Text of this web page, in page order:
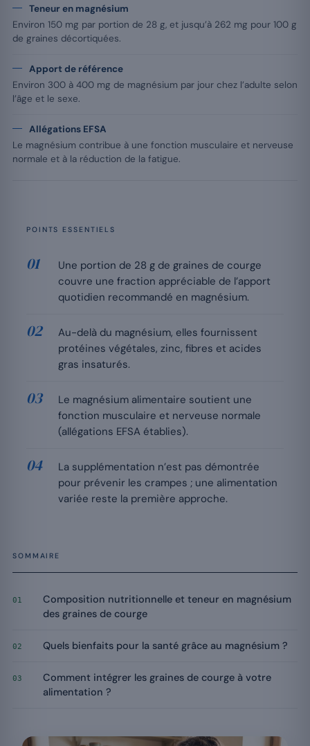
Teneur en magnésium
Environ 150 mg par portion de 28 g, et jusqu’à 262 mg pour 100 g
de graines décortiquées.
Apport de référence
Environ 300 à 400 mg de magnésium par jour chez l’adulte selon
l’âge et le sexe.
Allégations EFSA
Le magnésium contribue à une fonction musculaire et nerveuse
normale et à la réduction de la fatigue.
POINTS ESSENTIELS
Une portion de 28 g de graines de courge
couvre une fraction appréciable de l’apport
quotidien recommandé en magnésium.
Au-delà du magnésium, elles fournissent
protéines végétales, zinc, fibres et acides
gras insaturés.
Le magnésium alimentaire soutient une
fonction musculaire et nerveuse normale
(allégations EFSA établies).
La supplémentation n’est pas démontrée
pour prévenir les crampes ; une alimentation
variée reste la première approche.
SOMMAIRE
01
Composition nutritionnelle et teneur en magnésium
des graines de courge
02 Quels bienfaits pour la santé grâce au magnésium ?
03
Comment intégrer les graines de courge à votre
alimentation ?